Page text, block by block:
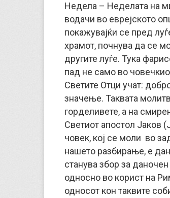
Недела – Неделата на
водачи во еврејското
покажувајќи се пред
храмот, почнува да се
другите луѓе. Тука
пад не само во
Светите Отци учат:
значење. Таквата
горделивете, а на
Светиот апостол Јаков
човек, кој се моли во
нашето разбирање, е
станува збор за
односно во корист на
односот кон таквите